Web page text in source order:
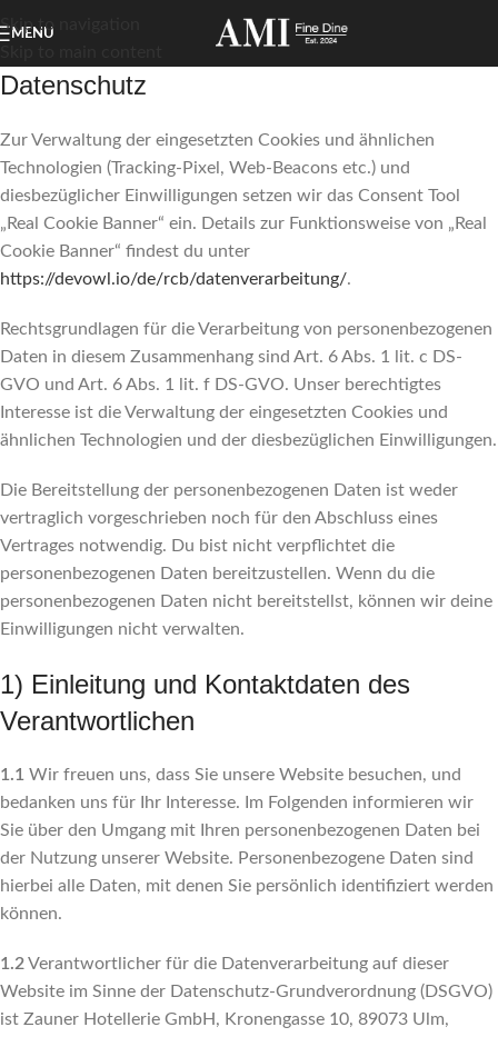
Skip to navigation
MENU
Datenschutz
Zur Verwaltung der eingesetzten Cookies und ähnlichen
Technologien (Tracking-Pixel, Web-Beacons etc.) und
diesbezüglicher Einwilligungen setzen wir das Consent Tool
„Real Cookie Banner“ ein. Details zur Funktionsweise von „Real
Cookie Banner“ findest du unter
https://devowl.io/de/rcb/datenverarbeitung/.
Rechtsgrundlagen für die Verarbeitung von personenbezogenen
Daten in diesem Zusammenhang sind Art. 6 Abs. 1 lit. c DS-
GVO und Art. 6 Abs. 1 lit. f DS-GVO. Unser berechtigtes
Interesse ist die Verwaltung der eingesetzten Cookies und
ähnlichen Technologien und der diesbezüglichen Einwilligungen.
Die Bereitstellung der personenbezogenen Daten ist weder
vertraglich vorgeschrieben noch für den Abschluss eines
Vertrages notwendig. Du bist nicht verpflichtet die
personenbezogenen Daten bereitzustellen. Wenn du die
personenbezogenen Daten nicht bereitstellst, können wir deine
Einwilligungen nicht verwalten.
1) Einleitung und Kontaktdaten des
Verantwortlichen
1.1 Wir freuen uns, dass Sie unsere Website besuchen, und
bedanken uns für Ihr Interesse. Im Folgenden informieren wir
Sie über den Umgang mit Ihren personenbezogenen Daten bei
der Nutzung unserer Website. Personenbezogene Daten sind
hierbei alle Daten, mit denen Sie persönlich identifiziert werden
können.
1.2Verantwortlicher für die Datenverarbeitung auf dieser
Website im Sinne der Datenschutz-Grundverordnung (DSGVO)
ist Zauner Hotellerie GmbH, Kronengasse 10, 89073 Ulm,